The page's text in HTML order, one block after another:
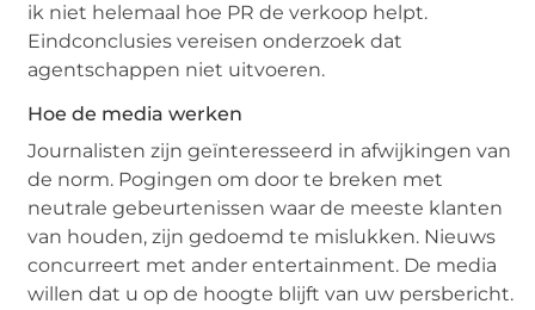
ik niet helemaal hoe PR de verkoop helpt.
Eindconclusies vereisen onderzoek dat
agentschappen niet uitvoeren.
Hoe de media werken
Journalisten zijn geïnteresseerd in afwijkingen van
de norm. Pogingen om door te breken met
neutrale gebeurtenissen waar de meeste klanten
van houden, zijn gedoemd te mislukken. Nieuws
concurreert met ander entertainment. De media
willen dat u op de hoogte blijft van uw persbericht.